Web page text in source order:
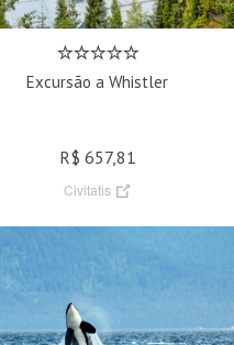
Excursão a Whistler
R$ 657,81
Civitatis